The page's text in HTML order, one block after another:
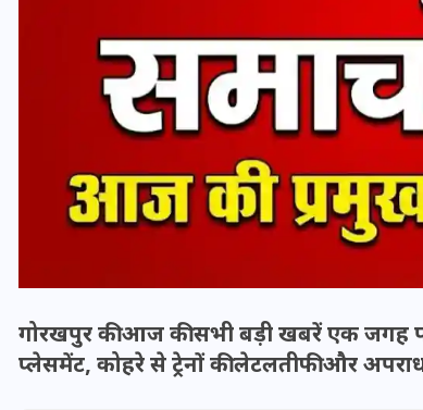
गोरखपुर की आज की सभी बड़ी खबरें एक जगह
प्लेसमेंट, कोहरे से ट्रेनों की लेटलतीफी और
यूपी लेखपाल भर्ती: ओबीसी
मिली बड़ी राहत, 2158 पदों पर
बंपर वैकेंसी, जनरल कोटे में
कटौती
29 दिसम्बर 2025